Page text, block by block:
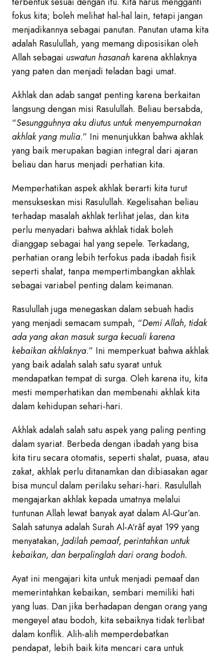
fokus kita; boleh melihat hal-hal lain, tetapi jangan
menjadikannya sebagai panutan. Panutan utama kita
adalah Rasulullah, yang memang diposisikan oleh
Allah sebagai uswatunhasanah karena akhlaknya
yang paten dan menjadi teladan bagi umat.
Akhlak dan adab sangat penting karena berkaitan
langsung dengan misi Rasulullah. Beliau bersabda,
“Sesungguhnya aku diutus untuk menyempurnakan
akhlak yang mulia.” Ini menunjukkan bahwa akhlak
yang baik merupakan bagian integral dari ajaran
beliau dan harus menjadi perhatian kita.
Memperhatikan aspek akhlak berarti kita turut
mensukseskan misi Rasulullah. Kegelisahan beliau
terhadap masalah akhlak terlihat jelas, dan kita
perlu menyadari bahwa akhlak tidak boleh
dianggap sebagai hal yang sepele. Terkadang,
perhatian orang lebih terfokus pada ibadah fisik
seperti shalat, tanpa mempertimbangkan akhlak
sebagai variabel penting dalam keimanan.
Rasulullah juga menegaskan dalam sebuah hadis
yang menjadi semacam sumpah, “Demi Allah, tidak
ada yang akan masuk surga kecuali karena
kebaikan akhlaknya.” Ini memperkuat bahwa akhlak
yang baik adalah salah satu syarat untuk
mendapatkan tempat di surga. Oleh karena itu, kita
mesti memperhatikan dan membenahi akhlak kita
dalam kehidupan sehari-hari.
Akhlak adalah salah satu aspek yang paling penting
dalam syariat. Berbeda dengan ibadah yang bisa
kita tiru secara otomatis, seperti shalat, puasa, atau
zakat, akhlak perlu ditanamkan dan dibiasakan agar
bisa muncul dalam perilaku sehari-hari. Rasulullah
mengajarkan akhlak kepada umatnya melalui
tuntunan Allah lewat banyak ayat dalam Al-Qur’an.
Salah satunya adalah Surah Al-A‘râf ayat 199 yang
menyatakan, Jadilah pemaaf, perintahkan untuk
kebaikan, dan berpalinglah dari orang bodoh.
Ayat ini mengajari kita untuk menjadi pemaaf dan
memerintahkan kebaikan, sembari memiliki hati
yang luas. Dan jika berhadapan dengan orang yang
mengeyel atau bodoh, kita sebaiknya tidak terlibat
dalam konflik. Alih-alih memperdebatkan
pendapat, lebih baik kita mencari cara untuk